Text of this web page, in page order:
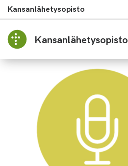
Kansanlähetysopisto
Kansanlähetysopisto